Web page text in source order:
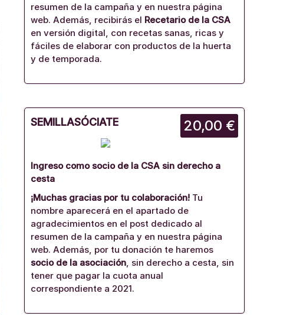
resumen de la campaña y en nuestra página
web. Además, recibirás el Recetario de la CSA
en versión digital, con recetas sanas, ricas y
fáciles de elaborar con productos de la huerta
y de temporada.
20,00 €
SEMILLASÓCIATE
Ingreso como socio de la CSA sin derecho a
cesta
¡Muchas gracias por tu colaboración! Tu
nombre aparecerá en el apartado de
agradecimientos en el post dedicado al
resumen de la campaña y en nuestra página
web. Además, por tu donación te haremos
socio de la asociación, sin derecho a cesta, sin
tener que pagar la cuota anual
correspondiente a 2021.